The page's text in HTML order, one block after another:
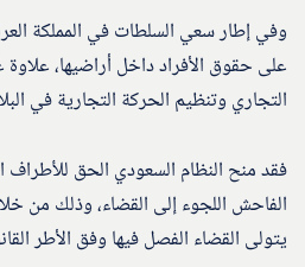
وفي إطار سعي السلطات في المملكة
على حقوق الأفراد داخل أراضيها،
التجاري وتنظيم الحركة التجارية في
فقد منح النظام السعودي الحق للأطراف
الفاحش اللجوء إلى القضاء، وذلك من
يتولى القضاء الفصل فيها وفق الأطر